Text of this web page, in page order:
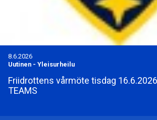
8.6.2026
Uutinen - Yleisurheilu
Friidrottens vårmöte tisdag
TEAMS